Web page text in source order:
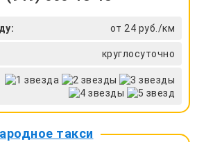
от 24 руб./км
круглосуточно
такси